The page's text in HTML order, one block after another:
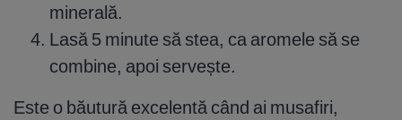
minerală.
Lasă 5 minute să stea, ca aromele să se
combine, apoi servește.
Este o băutură excelentă când ai musafiri,